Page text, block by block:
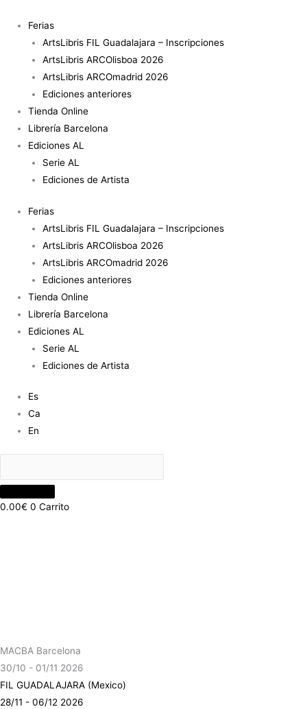
contenido
Ferias
ArtsLibris FIL Guadalajara – Inscripciones
ArtsLibris ARCOlisboa 2026
ArtsLibris ARCOmadrid 2026
Ediciones anteriores
Tienda Online
Librería Barcelona
Ediciones AL
Serie AL
Ediciones de Artista
Ferias
ArtsLibris FIL Guadalajara – Inscripciones
ArtsLibris ARCOlisboa 2026
ArtsLibris ARCOmadrid 2026
Ediciones anteriores
Tienda Online
Librería Barcelona
Ediciones AL
Serie AL
Ediciones de Artista
Es
Ca
En
0.00€ 0 Carrito
MACBA Barcelona
30/10 - 01/11 2026
FIL GUADALAJARA (Mexico)
28/11 - 06/12 2026